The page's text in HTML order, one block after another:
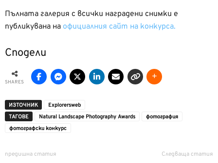
Пълната галерия с всички наградени снимки е
публикувана на официалния сайт на конкурса.
Сподели
SHARES
ИЗТОЧНИК
Еxplorersweb
ТАГОВЕ
Natural Landscape Photography Awards
фотография
фотографски конкурс
предишна статия Следваща статия